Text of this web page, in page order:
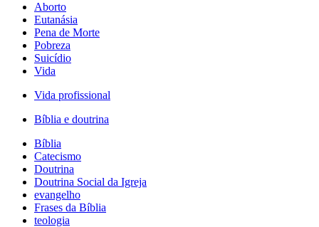
Aborto
Eutanásia
Pena de Morte
Pobreza
Suicídio
Vida
Vida profissional
Bíblia e doutrina
Bíblia
Catecismo
Doutrina
Doutrina Social da Igreja
evangelho
Frases da Bíblia
teologia